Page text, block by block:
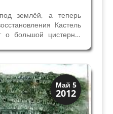
землёй, а теперь
Кастель
о большой цистерне,
Глубиной 20 метров и
гидравлическое
Май 5
2012